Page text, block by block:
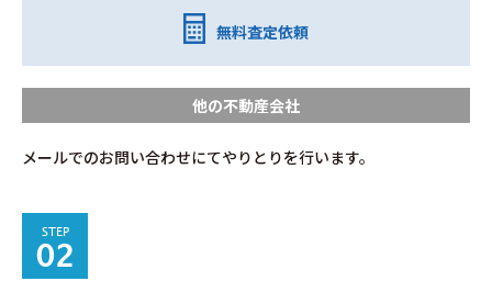
無料査定依頼
他の不動産会社
メールでのお問い合わせにてやりとりを行います。
STEP
02